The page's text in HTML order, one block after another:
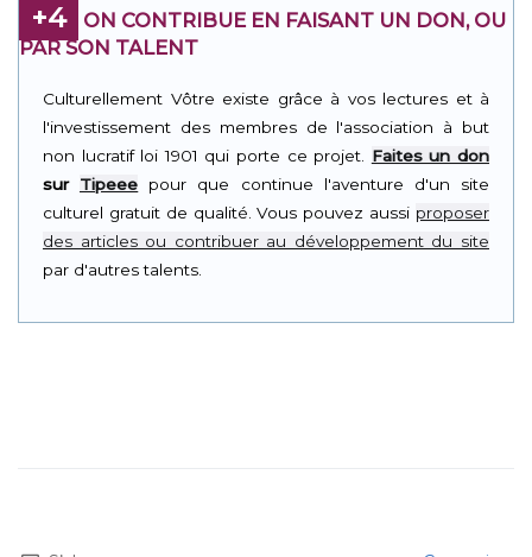
+4
ON CONTRIBUE EN FAISANT UN DON, OU
PAR SON TALENT
Culturellement Vôtre existe grâce à vos lectures et à
l'investissement des membres de l'association à but
non lucratif loi 1901 qui porte ce projet. Faites un don
sur Tipeee pour que continue l'aventure d'un site
culturel gratuit de qualité. Vous pouvez aussi proposer
des articles ou contribuer au développement du site
par d'autres talents.